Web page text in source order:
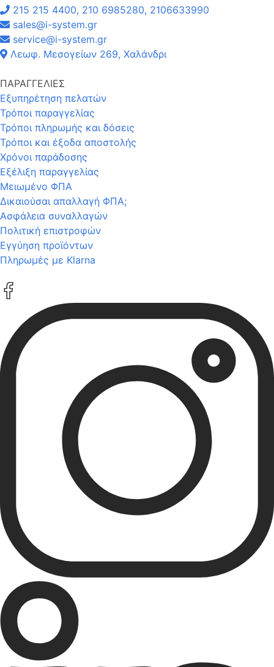
215 215 4400, 210 6985280, 2106633990
sales@i-system.gr
service@i-system.gr
Λεωφ. Μεσογείων 269, Χαλάνδρι
ΠΑΡΑΓΓΕΛΙΕΣ
Εξυπηρέτηση πελατών
Τρόποι παραγγελίας
Τρόποι πληρωμής και δόσεις
Τρόποι και έξοδα αποστολής
Χρόνοι παράδοσης
Εξέλιξη παραγγελίας
Μειωμένο ΦΠΑ
Δικαιούσαι απαλλαγή ΦΠΑ;
Ασφάλεια συναλλαγών
Πολιτική επιστροφών
Εγγύηση προϊόντων
Πληρωμές με Klarna